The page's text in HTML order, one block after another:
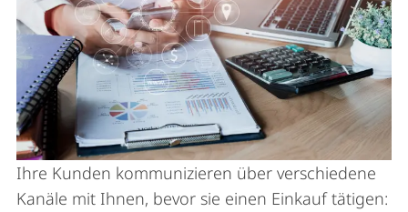
Ihre Kunden kommunizieren über verschiedene
Kanäle mit Ihnen, bevor sie einen Einkauf tätigen: